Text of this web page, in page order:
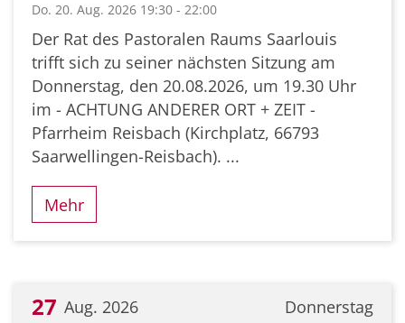
Do. 20. Aug. 2026 19:30 - 22:00
Der Rat des Pastoralen Raums Saarlouis
trifft sich zu seiner nächsten Sitzung am
Donnerstag, den 20.08.2026, um 19.30 Uhr
im - ACHTUNG ANDERER ORT + ZEIT -
Pfarrheim Reisbach (Kirchplatz, 66793
Saarwellingen-Reisbach). ...
Mehr
Donnerstag
27 Aug. 2026